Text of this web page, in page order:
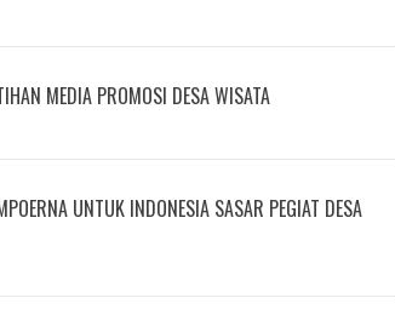
MEDIA PROMOSI DESA WISATA
UNTUK INDONESIA SASAR PEGIAT DESA